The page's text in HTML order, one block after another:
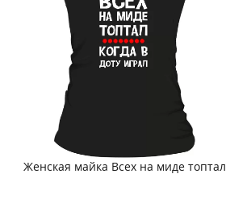
Женская майка Всех на миде топтал